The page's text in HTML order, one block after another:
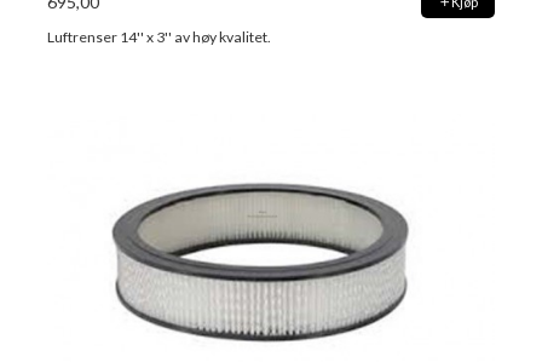
Luftrenser 14'' x 3'' av høy kvalitet.